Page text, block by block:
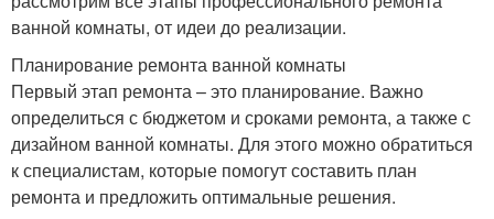
ванной комнаты, от идеи до реализации.
Планирование ремонта ванной комнаты
Первый этап ремонта – это планирование. Важно
определиться с бюджетом и сроками ремонта, а также с
дизайном ванной комнаты. Для этого можно обратиться
к специалистам, которые помогут составить план
ремонта и предложить оптимальные решения.